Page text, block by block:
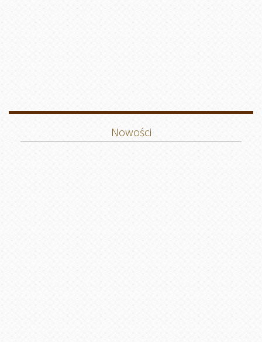
Nowości